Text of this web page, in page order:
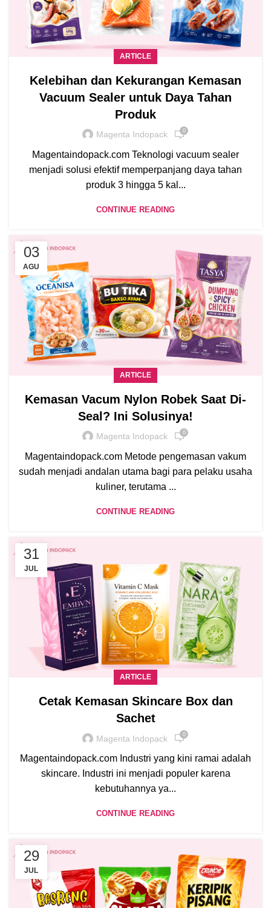
ARTICLE
Kelebihan dan Kekurangan Kemasan
Vacuum Sealer untuk Daya Tahan
Produk
Magenta Indopack 0
Magentaindopack.com Teknologi vacuum sealer
menjadi solusi efektif memperpanjang daya tahan
produk 3 hingga 5 kal...
CONTINUE READING
03
AGU
ARTICLE
Kemasan Vacum Nylon Robek Saat Di-
Seal? Ini Solusinya!
Magenta Indopack 0
Magentaindopack.com Metode pengemasan vakum
sudah menjadi andalan utama bagi para pelaku usaha
kuliner, terutama ...
CONTINUE READING
31
JUL
ARTICLE
Cetak Kemasan Skincare Box dan
Sachet
Magenta Indopack 0
Magentaindopack.com Industri yang kini ramai adalah
skincare. Industri ini menjadi populer karena
kebutuhannya ya...
CONTINUE READING
29
JUL